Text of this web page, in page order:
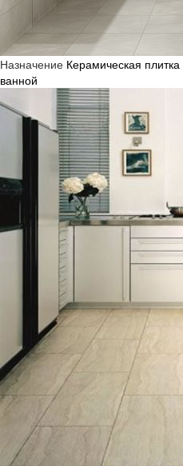
Назначение Керамическая плитка
ванной